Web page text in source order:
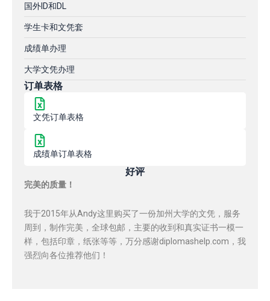
国外ID和DL
学生卡和文凭套
成绩单办理
大学文凭办理
订单表格
文凭订单表格
成绩单订单表格
好评
完美的质量！
我于2015年从Andy这里购买了一份加州大学的文凭，服务
周到，制作完美，全球包邮，主要的收到和真实证书一模一
样，包括印章，纸张等等，万分感谢diplomashelp.com，我
强烈向各位推荐他们！